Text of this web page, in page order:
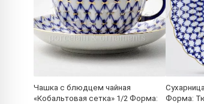
Чашка с блюдцем чайная
«Кобальтовая сетка» 1/2 Форма:
Форма: